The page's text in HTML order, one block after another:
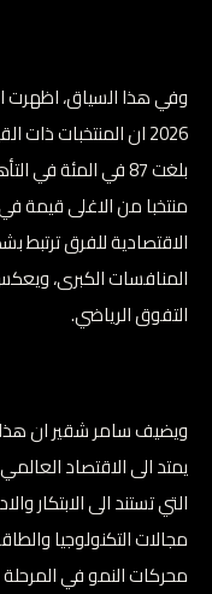
وفي هذا السياق، اظهرت
2026 ان المنتخبات
منتخبا من الاغلى قيمة
الاقتصادية للفرق ترتبط
المنافسات الكبرى،
التفوق الرياضي.
ويضيف سامر شقير ان هذا
يمتد الى الاقتصاد
التي تستند الى الابتكار
مجالات التكنولوجيا
محركات النمو في المرحلة